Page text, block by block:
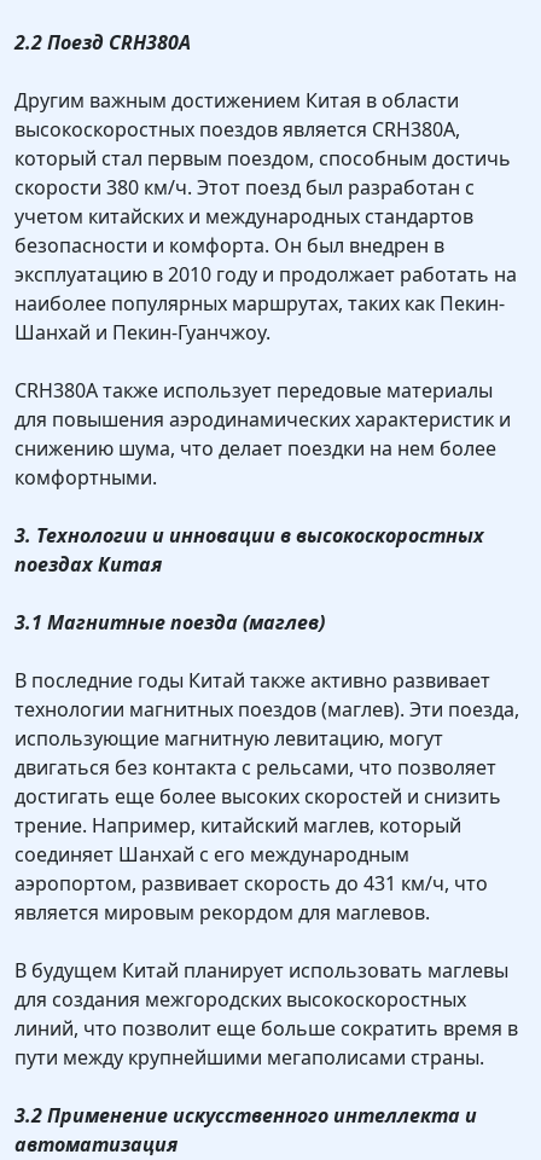
2.2 Поезд CRH380A
Другим важным достижением Китая в области
высокоскоростных поездов является CRH380A,
который стал первым поездом, способным достичь
скорости 380 км/ч. Этот поезд был разработан с
учетом китайских и международных стандартов
безопасности и комфорта. Он был внедрен в
эксплуатацию в 2010 году и продолжает работать на
наиболее популярных маршрутах, таких как Пекин-
Шанхай и Пекин-Гуанчжоу.
CRH380A также использует передовые материалы
для повышения аэродинамических характеристик и
снижению шума, что делает поездки на нем более
комфортными.
3. Технологии и инновации в высокоскоростных
поездах Китая
3.1 Магнитные поезда (маглев)
В последние годы Китай также активно развивает
технологии магнитных поездов (маглев). Эти поезда,
использующие магнитную левитацию, могут
двигаться без контакта с рельсами, что позволяет
достигать еще более высоких скоростей и снизить
трение. Например, китайский маглев, который
соединяет Шанхай с его международным
аэропортом, развивает скорость до 431 км/ч, что
является мировым рекордом для маглевов.
В будущем Китай планирует использовать маглевы
для создания межгородских высокоскоростных
линий, что позволит еще больше сократить время в
пути между крупнейшими мегаполисами страны.
3.2 Применение искусственного интеллекта и
автоматизация